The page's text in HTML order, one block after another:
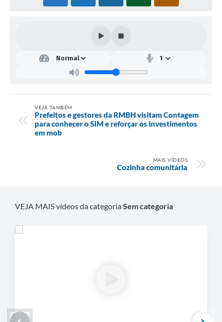
VEJA TAMBÉM
Prefeitos e gestores da RMBH visitam Contagem
para conhecer o SIM e reforçar os investimentos
em mob
MAIS VÍDEOS
Cozinha comunitária
VEJA MAIS vídeos da categoriaSem categoria